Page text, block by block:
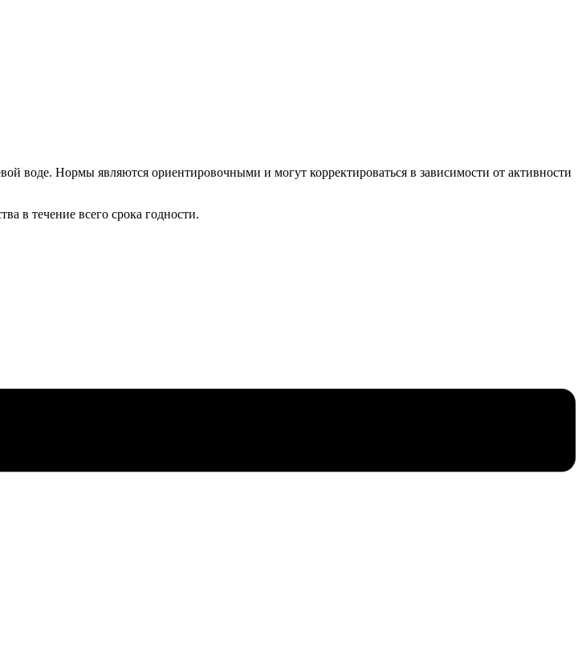
воде. Нормы являются ориентировочными и могут корректироваться в зависимости от активности
в течение всего срока годности.